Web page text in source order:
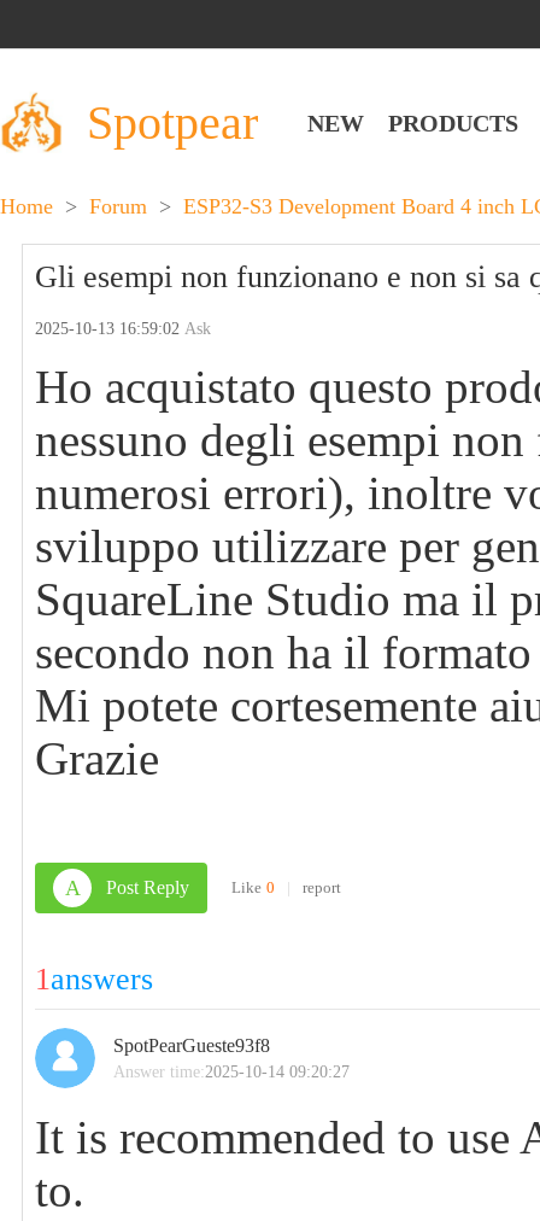
Spotpear NEW PRODUCTS
Home > Forum > ESP32-S3 Development Board 4 inch
Gli esempi non funzionano e non si sa
2025-10-13 16:59:02Ask
Ho acquistato questo
nessuno degli esempi
numerosi errori), inoltre
sviluppo utilizzare per
SquareLine Studio ma il
secondo non ha il
Mi potete cortesemente
Grazie
A Post Reply Like 0 | report
1answers
SpotPearGueste93f8
Answer time:2025-10-14 09:20:27
It is recommended to
to.